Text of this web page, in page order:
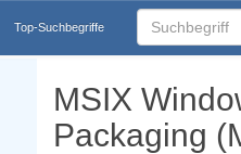
Top-Suchbegriffe
MSIX
Packaging